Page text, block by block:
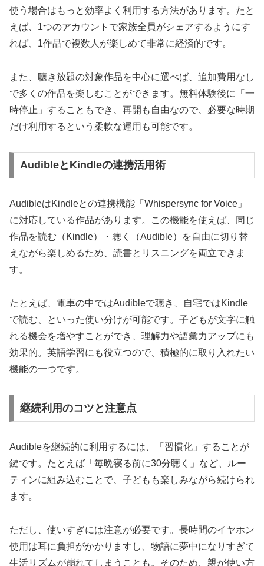
使う場合はもっと効率よく利用する方法があります。たと
えば、1つのアカウントで家族全員がシェアするようにす
れば、1作品で複数人が楽しめて非常に経済的です。
また、聴き放題の対象作品を中心に選べば、追加費用なし
で多くの作品を楽しむことができます。無料体験後に「一
時停止」することもでき、再開も自由なので、必要な時期
だけ利用するという柔軟な運用も可能です。
AudibleとKindleの連携活用術
AudibleはKindleとの連携機能「Whispersync for Voice」
に対応している作品があります。この機能を使えば、同じ
作品を読む（Kindle）・聴く（Audible）を自由に切り替
えながら楽しめるため、読書とリスニングを両立できま
す。
たとえば、電車の中ではAudibleで聴き、自宅ではKindle
で読む、といった使い分けが可能です。子どもが文字に触
れる機会を増やすことができ、理解力や語彙力アップにも
効果的。英語学習にも役立つので、積極的に取り入れたい
機能の一つです。
継続利用のコツと注意点
Audibleを継続的に利用するには、「習慣化」することが
鍵です。たとえば「毎晩寝る前に30分聴く」など、ルー
ティンに組み込むことで、子どもも楽しみながら続けられ
ます。
ただし、使いすぎには注意が必要です。長時間のイヤホン
使用は耳に負担がかかりますし、物語に夢中になりすぎて
生活リズムが崩れてしまうことも。そのため、親が使い方